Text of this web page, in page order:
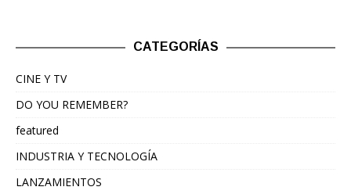
CATEGORÍAS
CINE Y TV
DO YOU REMEMBER?
featured
INDUSTRIA Y TECNOLOGÍA
LANZAMIENTOS